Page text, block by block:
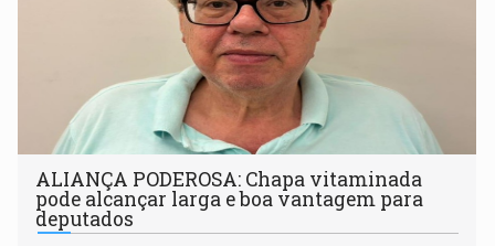
ALIANÇA PODEROSA: Chapa vitaminada
pode alcançar larga e boa vantagem para
deputados